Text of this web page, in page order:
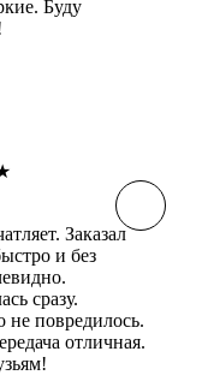
Буду
Заказал
и без
сразу.
не повредилось.
отличная.